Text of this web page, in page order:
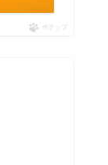
ポチップ